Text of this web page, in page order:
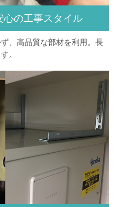
心の工事スタイル
、高品質な部材を利用。長
。